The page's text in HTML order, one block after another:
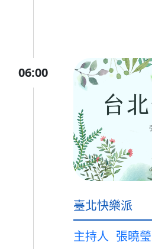
06:00
臺北快樂派
主持人 張曉瑩